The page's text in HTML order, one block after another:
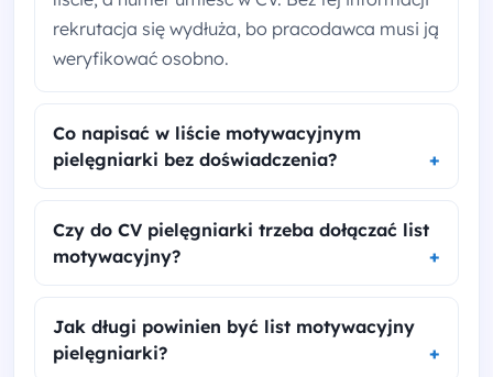
rekrutacja się wydłuża, bo pracodawca musi ją
weryfikować osobno.
Co napisać w liście motywacyjnym
pielęgniarki bez doświadczenia?
Czy do CV pielęgniarki trzeba dołączać list
motywacyjny?
Jak długi powinien być list motywacyjny
pielęgniarki?